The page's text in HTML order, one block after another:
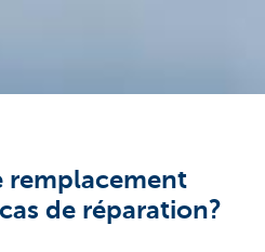
remplacement
de réparation?